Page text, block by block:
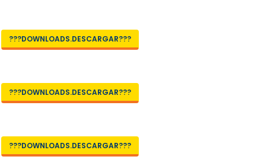
???DOWNLOADS.DESCARGAR???
???DOWNLOADS.DESCARGAR???
???DOWNLOADS.DESCARGAR???